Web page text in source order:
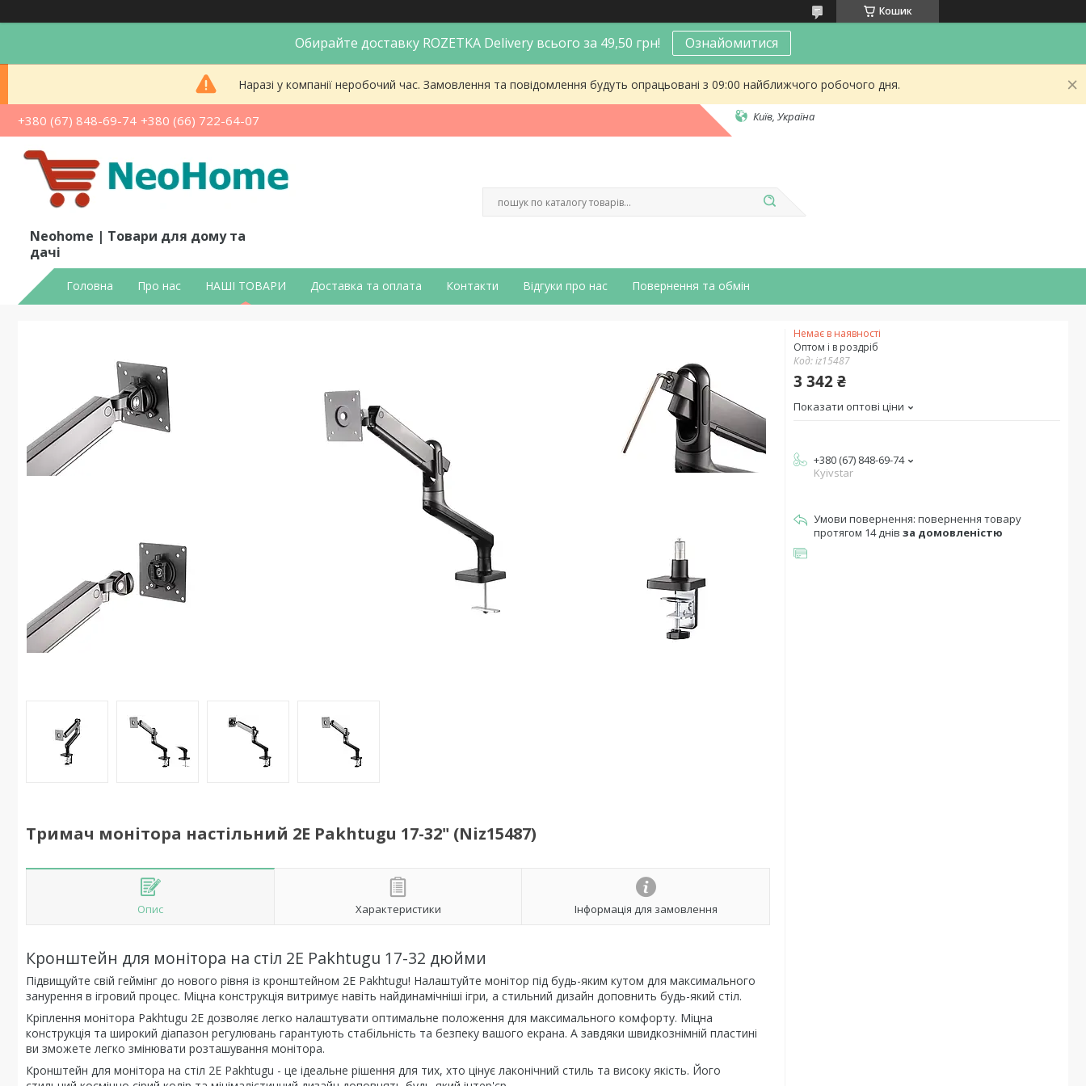
Кошик
Обирайте доставку ROZETKA Delivery всього за 49,50 грн! Ознайомитися
Наразі у компанії неробочий час. Замовлення та повідомлення будуть опрацьовані з 09:00 найближчого робочого дня.
+380 (67) 848-69-74 +380 (66) 722-64-07 Київ, Україна
Neohome | Товари для дому та
дачі
Головна Про нас НАШІ ТОВАРИ Доставка та оплата Контакти Відгуки про нас Повернення та обмін
Тримач монітора настільний 2E Pakhtugu 17-32" (Niz15487)
Опис Характеристики Інформація для замовлення
Кронштейн для монітора на стіл 2E Pakhtugu 17-32 дюйми
Підвищуйте свій геймінг до нового рівня із кронштейном 2E Pakhtugu! Налаштуйте монітор під будь-яким кутом для максимального
занурення в ігровий процес. Міцна конструкція витримує навіть найдинамічніші ігри, а стильний дизайн доповнить будь-який стіл.
Кріплення монітора Pakhtugu 2E дозволяє легко налаштувати оптимальне положення для максимального комфорту. Міцна
конструкція та широкий діапазон регулювань гарантують стабільність та безпеку вашого екрана. А завдяки швидкознімній пластині
ви зможете легко змінювати розташування монітора.
Кронштейн для монітора на стіл 2Е Pakhtugu - це ідеальне рішення для тих, хто цінує лаконічний стиль та високу якість. Його
Немає в наявності
Оптом і в роздріб
Код:iz15487
3 342 ₴
Показати оптові ціни
+380 (67) 848-69-74
Kyivstar
повернення товару
протягом 14 днів за домовленістю